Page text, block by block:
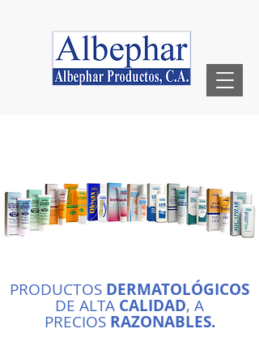
PRODUCTOS DERMATOLÓGICOS
DE ALTA CALIDAD, A
PRECIOS RAZONABLES.